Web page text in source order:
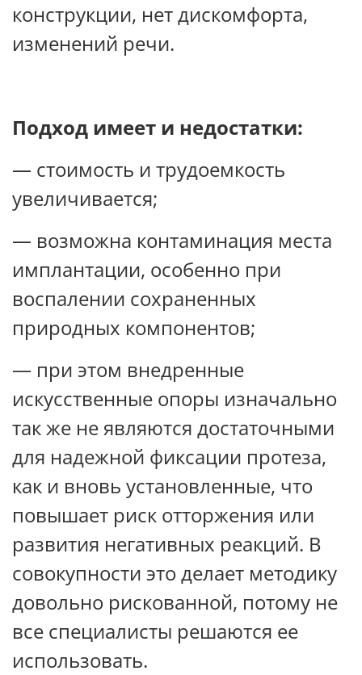
конструкции, нет дискомфорта,
изменений речи.
Подход имеет и недостатки:
— стоимость и трудоемкость
увеличивается;
— возможна контаминация места
имплантации, особенно при
воспалении сохраненных
природных компонентов;
— при этом внедренные
искусственные опоры изначально
так же не являются достаточными
для надежной фиксации протеза,
как и вновь установленные, что
повышает риск отторжения или
развития негативных реакций. В
совокупности это делает методику
довольно рискованной, потому не
все специалисты решаются ее
использовать.